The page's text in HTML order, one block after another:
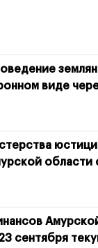
виде
области
сентября